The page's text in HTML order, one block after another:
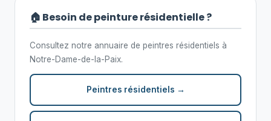
🏠 Besoin de peinture résidentielle ?
Consultez notre annuaire de peintres résidentiels à
Notre-Dame-de-la-Paix.
Peintres résidentiels →